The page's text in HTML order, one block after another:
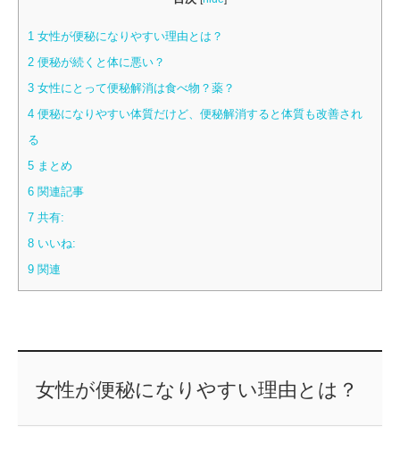
1 女性が便秘になりやすい理由とは？
2 便秘が続くと体に悪い？
3 女性にとって便秘解消は食べ物？薬？
4 便秘になりやすい体質だけど、便秘解消すると体質も改善され
る
5 まとめ
6 関連記事
7 共有:
8 いいね:
9 関連
女性が便秘になりやすい理由とは？